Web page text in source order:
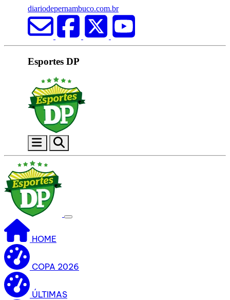
diariodepernambuco.com.br
Esportes DP
HOME
COPA 2026
ÚLTIMAS